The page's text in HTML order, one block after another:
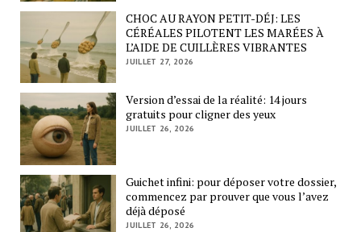
CHOC AU RAYON PETIT-DÉJ: LES
CÉRÉALES PILOTENT LES MARÉES À
L’AIDE DE CUILLÈRES VIBRANTES
JUILLET 27, 2026
Version d’essai de la réalité: 14 jours
gratuits pour cligner des yeux
JUILLET 26, 2026
Guichet infini: pour déposer votre dossier,
commencez par prouver que vous l’avez
déjà déposé
JUILLET 26, 2026